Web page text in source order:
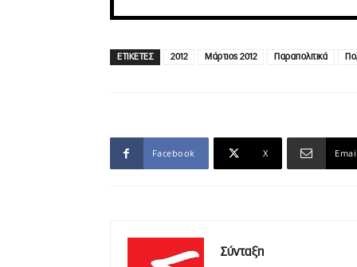
ΕΤΙΚΕΤΕΣ 2012 Μάρτιος 2012 Παραπολιτικά
Facebook X
Σύνταξη